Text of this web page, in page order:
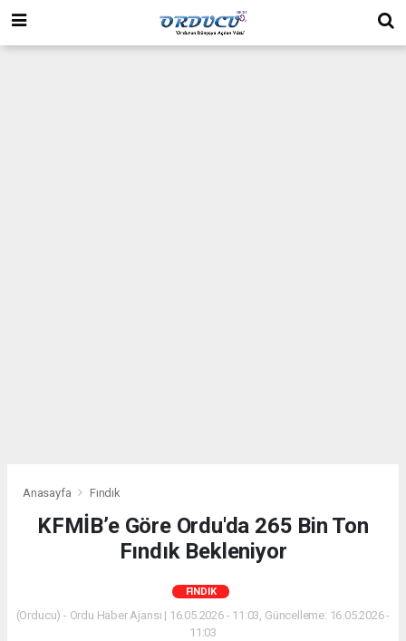
Anasayfa Fındık
KFMİB’e Göre Ordu'da 265 Bin Ton
Fındık Bekleniyor
FINDIK
(Orducu) - Ordu Haber Ajansı | 16.05.2026 - 11:03, Güncelleme: 16.05.2026 -
11:03